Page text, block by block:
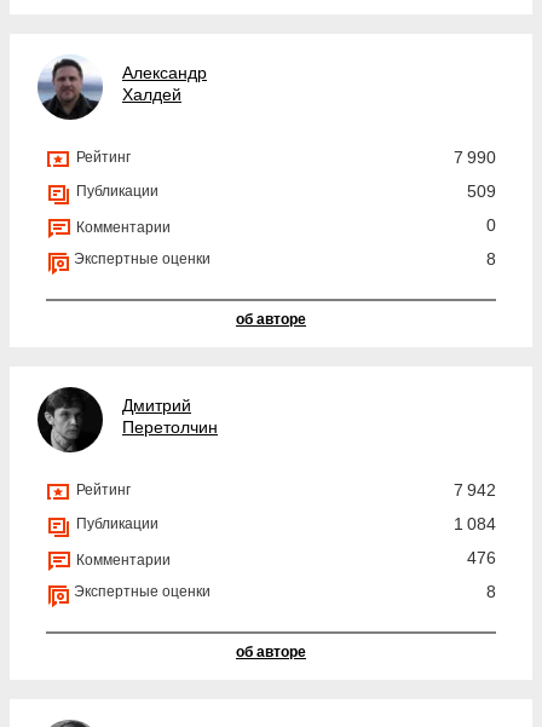
Александр
Халдей
Рейтинг 7 990
Публикации 509
Комментарии 0
Экспертные оценки 8
об авторе
Дмитрий
Перетолчин
Рейтинг 7 942
Публикации 1 084
Комментарии 476
Экспертные оценки 8
об авторе